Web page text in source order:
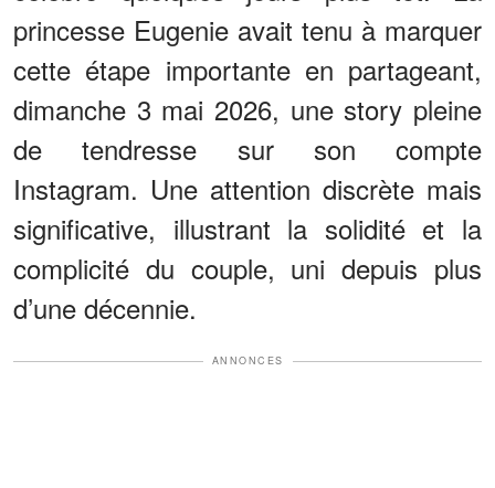
princesse Eugenie avait tenu à marquer
cette étape importante en partageant,
dimanche 3 mai 2026, une story pleine
de tendresse sur son compte
Instagram. Une attention discrète mais
significative, illustrant la solidité et la
complicité du couple, uni depuis plus
d’une décennie.
ANNONCES